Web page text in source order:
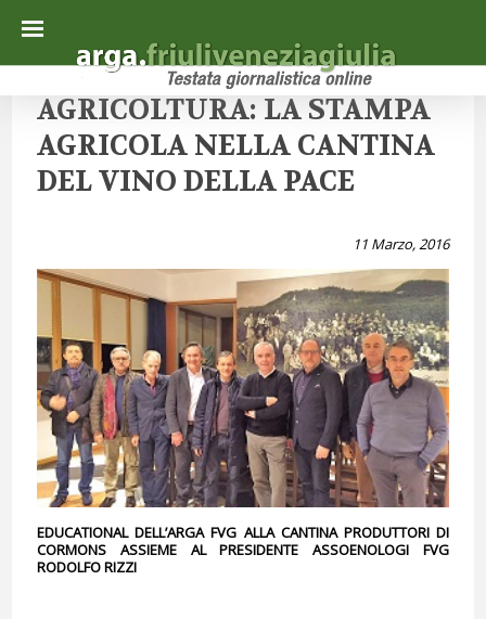
AGRICOLTURA: LA STAMPA
AGRICOLA NELLA CANTINA
DEL VINO DELLA PACE
11 Marzo, 2016
EDUCATIONAL DELL’ARGA FVG ALLA CANTINA PRODUTTORI DI
CORMONS ASSIEME AL PRESIDENTE ASSOENOLOGI FVG
RODOLFO RIZZI